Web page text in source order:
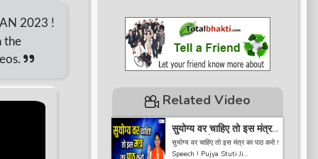
2023 !
the
Related Video
सुयोग्य वर चाहिए तो इस मंत्र
का पाठ करो ! Speech !
Pujya Stuti Ji
सुयोग्य वर चाहिए तो इस मंत्र का पाठ करो !
Speech ! Pujya Stuti Ji